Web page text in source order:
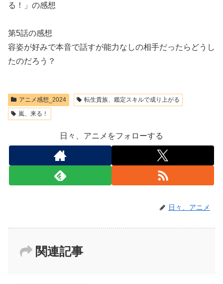
る！」の感想
第5話の感想
容姿が好みで本音で話すが能力なしの相手だったらどうし
たのだろう？
アニメ感想_2024
転生貴族、鑑定スキルで成り上がる
嵐、来る！
日々、アニメをフォローする
日々、アニメ
関連記事